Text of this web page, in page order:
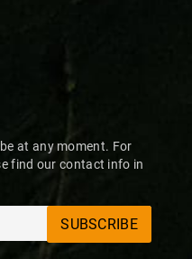
at any moment. For
find our contact info in
SUBSCRIBE